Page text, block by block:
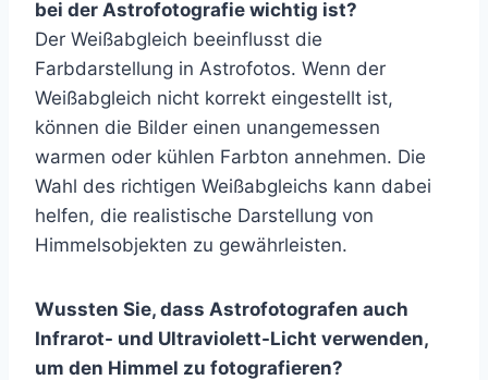
bei der Astrofotografie wichtig ist?
Der Weißabgleich beeinflusst die
Farbdarstellung in Astrofotos. Wenn der
Weißabgleich nicht korrekt eingestellt ist,
können die Bilder einen unangemessen
warmen oder kühlen Farbton annehmen. Die
Wahl des richtigen Weißabgleichs kann dabei
helfen, die realistische Darstellung von
Himmelsobjekten zu gewährleisten.
Wussten Sie, dass Astrofotografen auch
Infrarot- und Ultraviolett-Licht verwenden,
um den Himmel zu fotografieren?